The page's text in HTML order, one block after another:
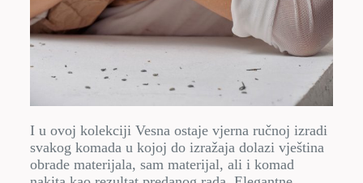
I u ovoj kolekciji Vesna ostaje vjerna ručnoj izradi
svakog komada u kojoj do izražaja dolazi vještina
obrade materijala, sam materijal, ali i komad